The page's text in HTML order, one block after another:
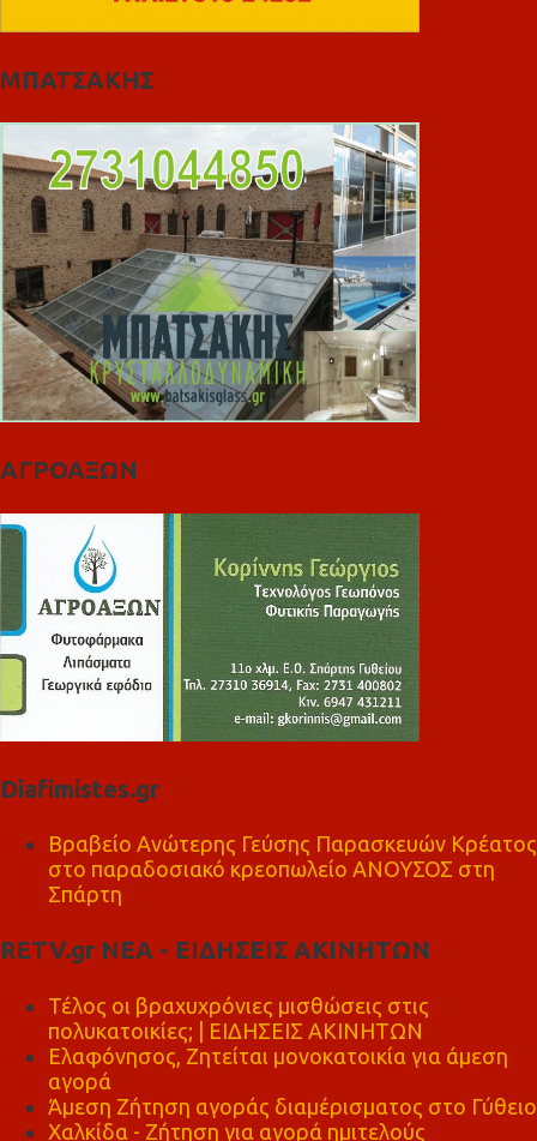
ΜΠΑΤΣΑΚΗΣ
ΑΓΡΟΑΞΩΝ
Diafimistes.gr
Βραβείο Ανώτερης Γεύσης Παρασκευών Κρέατος
στο παραδοσιακό κρεοπωλείο ΑΝΟΥΣΟΣ στη
Σπάρτη
RETV.gr ΝΕΑ - ΕΙΔΗΣΕΙΣ ΑΚΙΝΗΤΩΝ
Τέλος οι βραχυχρόνιες μισθώσεις στις
πολυκατοικίες; | ΕΙΔΗΣΕΙΣ ΑΚΙΝΗΤΩΝ
Ελαφόνησος, Ζητείται μονοκατοικία για άμεση
αγορά
Άμεση Ζήτηση αγοράς διαμέρισματος στο Γύθειο
Χαλκίδα - Ζήτηση για αγορά ημιτελούς